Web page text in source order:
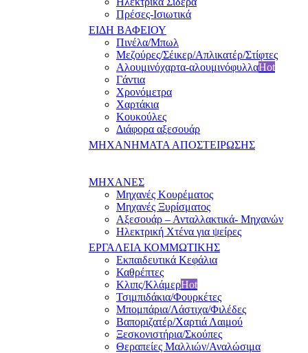
Πρέσες-Ισιωτικά
ΕΙΔΗ ΒΑΦΕΙΟΥ
Πινέλα/Μπωλ
Μεζούρες/Σέικερ/Απλικατέρ/Στίφτες
Αλουμινόχαρτα-αλουμινόφυλλαHot
Γάντια
Χρονόμετρα
Χαρτάκια
Κουκούλες
Διάφορα αξεσουάρ
ΜΗΧΑΝΗΜΑΤΑ ΑΠΟΣΤΕΙΡΩΣΗΣ
ΜΗΧΑΝΕΣ
Μηχανές Κουρέματος
Μηχανές Ξυρίσματος
Αξεσουάρ – Ανταλλακτικά- Μηχανών
Ηλεκτρική Χτένα για ψείρες
ΕΡΓΑΛΕΙΑ ΚΟΜΜΩΤΙΚΗΣ
Εκπαιδευτικά Κεφάλια
Καθρέπτες
Κλιπς/ΚλάμερHot
Τσιμπιδάκια/Φουρκέτες
Μπομπάρια/Λάστιχα/Φιλέδες
Βαποριζατέρ/Χαρτιά Λαιμού
Ξεσκονιστήρια/Σκούπες
Θεραπείες Μαλλιών/Αναλώσιμα